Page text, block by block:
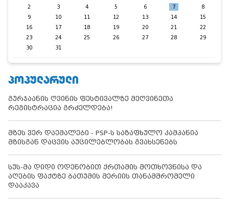
2
3 4 5 6 7
8
9
10 11 12 13 14
15
16
17 18 19 20 21
22
23
24 25 26 27 28
29
30
31
ᲞᲝᲞᲣᲚᲐᲠᲣᲚᲘ
გურჯაანის ღვინის ფესტივალზე მეღვინეთა
რეგისტრაცია გრძელდება!
მზეს ვერ დაემალები - PSP-ს საზაფხულო კამპანია
მზისგან დაცვის აუცილებლობას გვახსენებს
სუს-მა დიდი ოდენობით ქრთამის მოთხოვნისა და
აღების ფაქტზე ბათუმის მერიის თანამშრომელი
დააკავა